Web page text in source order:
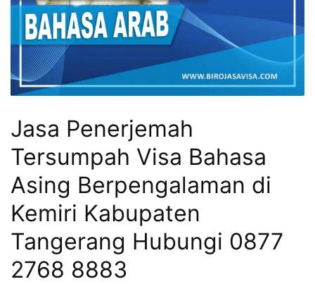
Jasa Penerjemah
Tersumpah Visa Bahasa
Asing Berpengalaman di
Kemiri Kabupaten
Tangerang Hubungi 0877
2768 8883